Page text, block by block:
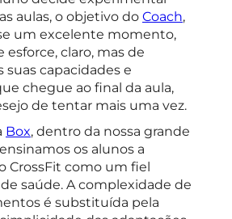
aulas, o objetivo do Coach,
um excelente momento,
esforce, claro, mas de
suas capacidades e
chegue ao final da aula,
de tentar mais uma vez.
Box, dentro da nossa grande
os alunos a
CrossFit como um fiel
saúde. A complexidade de
é substituída pela